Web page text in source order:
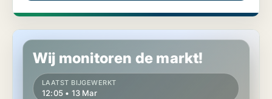
Garage in Utrecht
Wij monitoren de markt!
LAATST BIJGEWERKT
12:05 • 13 Mar